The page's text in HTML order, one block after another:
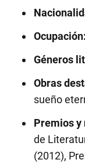
Ocupación:
Géneros
Obras
sueño
Premios y
de
(2012),